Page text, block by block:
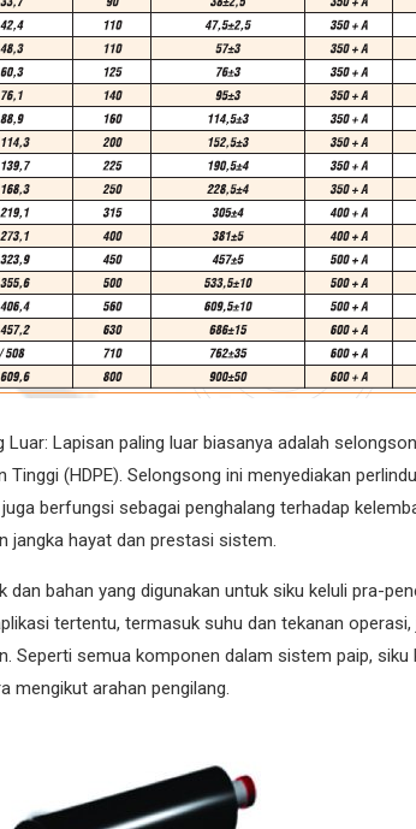
Luar: Lapisan paling luar biasanya adalah
Tinggi (HDPE). Selongsong ini menyediakan
berfungsi sebagai penghalang terhadap
jangka hayat dan prestasi sistem.
dan bahan yang digunakan untuk siku keluli pra-
tertentu, termasuk suhu dan tekanan
Seperti semua komponen dalam sistem paip,
mengikut arahan pengilang.